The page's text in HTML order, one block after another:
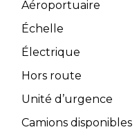
Aéroportuaire
Échelle
Électrique
Hors route
Unité d’urgence
Camions disponibles